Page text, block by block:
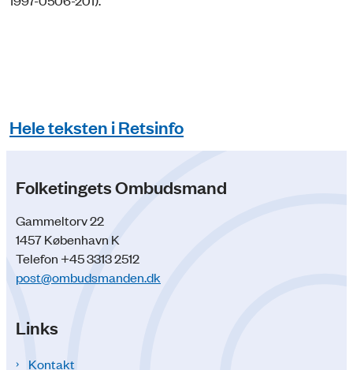
Hele teksten i Retsinfo
Folketingets Ombudsmand
Gammeltorv 22
1457 København K
Telefon +45 3313 2512
post@ombudsmanden.dk
Links
Kontakt